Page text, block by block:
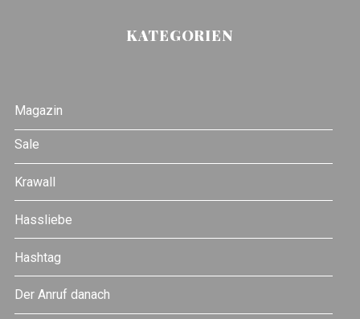
KATEGORIEN
Magazin
Sale
Krawall
Hassliebe
Hashtag
Der Anruf danach